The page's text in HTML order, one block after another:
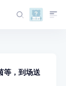
等，到场送